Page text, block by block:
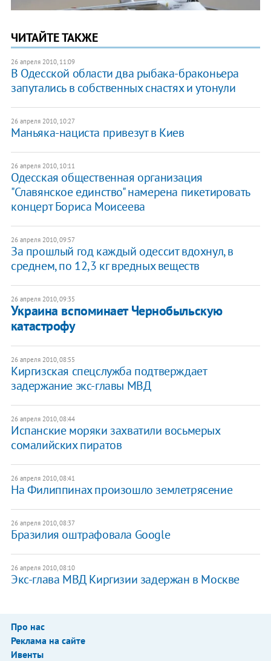
ЧИТАЙТЕ ТАКЖЕ
26 апреля 2010, 11:09
В Одесской области два рыбака-браконьера
запутались в собственных снастях и утонули
26 апреля 2010, 10:27
Маньяка-нациста привезут в Киев
26 апреля 2010, 10:11
Одесская общественная организация
"Славянское единство" намерена пикетировать
концерт Бориса Моисеева
26 апреля 2010, 09:57
За прошлый год каждый одессит вдохнул, в
среднем, по 12,3 кг вредных веществ
26 апреля 2010, 09:35
Украина вспоминает Чернобыльскую
катастрофу
26 апреля 2010, 08:55
Киргизская спецслужба подтверждает
задержание экс-главы МВД
26 апреля 2010, 08:44
Испанские моряки захватили восьмерых
сомалийских пиратов
26 апреля 2010, 08:41
На Филиппинах произошло землетрясение
26 апреля 2010, 08:37
Бразилия оштрафовала Google
26 апреля 2010, 08:10
Экс-глава МВД Киргизии задержан в Москве
Про нас
Реклама на сайте
Ивенты